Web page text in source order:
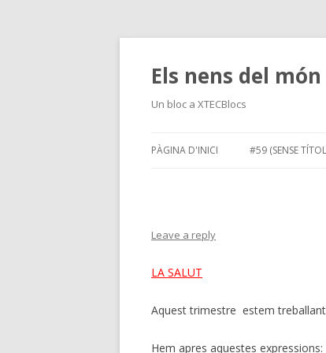
Els nens del món
Un bloc a XTECBlocs
PÀGINA D'INICI #59 (SENSE
Leave a reply
LA SALUT
Aquest trimestre estem
Hem apres aquestes expressions: